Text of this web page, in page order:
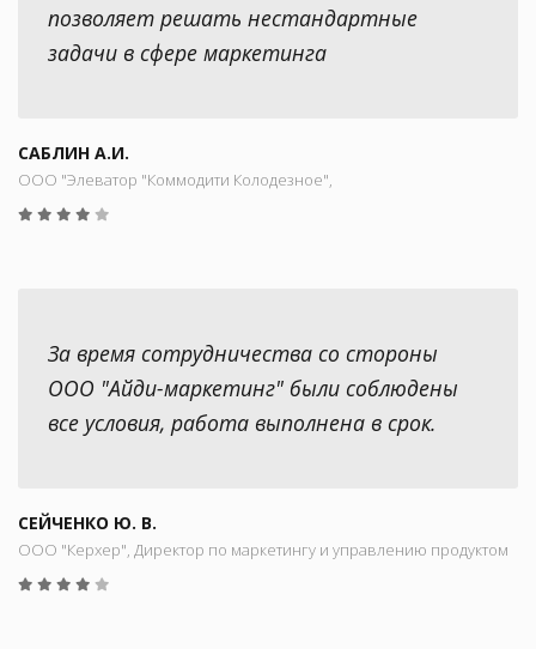
позволяет решать нестандартные
задачи в сфере маркетинга
САБЛИН А.И.
ООО "Элеватор "Коммодити Колодезное",
За время сотрудничества со стороны
ООО "Айди-маркетинг" были соблюдены
все условия, работа выполнена в срок.
СЕЙЧЕНКО Ю. В.
ООО "Керхер", Директор по маркетингу и управлению продуктом